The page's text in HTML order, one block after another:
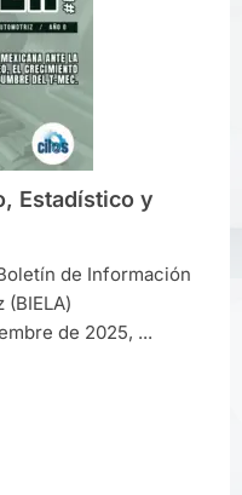
Estadístico y
de Información
de 2025, ...